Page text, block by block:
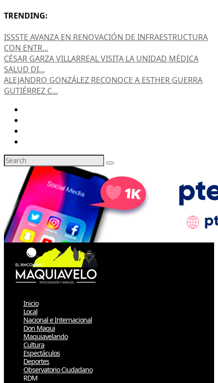
TRENDING:
ISSSTE AVANZA EN RENOVACIÓN DE INFRAESTRUCTURA
CON ENTR...
CÉSAR GARZA VILLARREAL VISITA LA UNIDAD MÉDICA
SALUD DI...
ALEJANDRO GONZÁLEZ RECONOCE A ESTHER GUERRA
GUTIÉRREZ C...
Inicio
Local
Nacional e Internacional
Don Maqui
Maquiavelando
Cultura
Espectáculos
Deportes
Observatorio Ciudadano
RDM